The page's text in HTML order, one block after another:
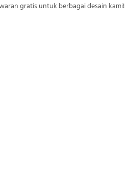
gratis untuk berbagai desain kami!